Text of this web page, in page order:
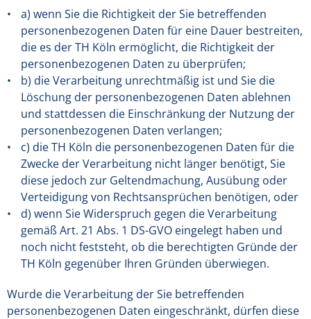
a) wenn Sie die Richtigkeit der Sie betreffenden
personenbezogenen Daten für eine Dauer bestreiten,
die es der TH Köln ermöglicht, die Richtigkeit der
personenbezogenen Daten zu überprüfen;
b) die Verarbeitung unrechtmäßig ist und Sie die
Löschung der personenbezogenen Daten ablehnen
und stattdessen die Einschränkung der Nutzung der
personenbezogenen Daten verlangen;
c) die TH Köln die personenbezogenen Daten für die
Zwecke der Verarbeitung nicht länger benötigt, Sie
diese jedoch zur Geltendmachung, Ausübung oder
Verteidigung von Rechtsansprüchen benötigen, oder
d) wenn Sie Widerspruch gegen die Verarbeitung
gemäß Art. 21 Abs. 1 DS-GVO eingelegt haben und
noch nicht feststeht, ob die berechtigten Gründe der
TH Köln gegenüber Ihren Gründen überwiegen.
Wurde die Verarbeitung der Sie betreffenden
personenbezogenen Daten eingeschränkt, dürfen diese